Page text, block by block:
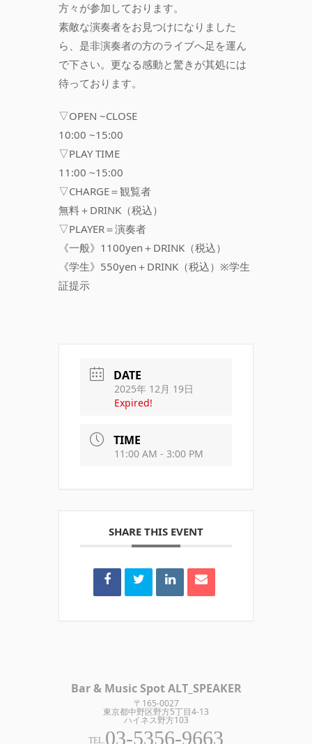
方々が参加しております。
素敵な演奏者をお見つけになりました
ら、是非演奏者の方のライブへ足を運ん
で下さい。更なる感動と驚きが其処には
待っております。
▽OPEN ~CLOSE
10:00 ~15:00
▽PLAY TIME
11:00 ~15:00
▽CHARGE＝観覧者
無料＋DRINK（税込）
▽PLAYER＝演奏者
《一般》1100yen＋DRINK（税込）
《学生》550yen＋DRINK（税込）※学生
証提示
DATE
2025年 12月 19日
Expired!
TIME
11:00 AM - 3:00 PM
SHARE THIS EVENT
Bar & Music Spot ALT_SPEAKER
〒165-0027
東京都中野区野方5丁目4-13
ハイネス野方103
TEL.03-5356-9663